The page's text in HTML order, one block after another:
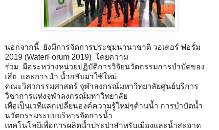
นอกจากนี้ ยังมีการจัดการประชุมนานาชาติ วอเตอร์ ฟอรั่ม
2019 (WaterForum 2019) โดยความ
ร่วม มือระหว่างหน่วยปฏิบัติการวิจัยนวัตกรรมการบำบัดของ
เสีย และการนำ น้ำกลับมาใช้ใหม่
คณะวิศวกรรมศาสตร์ จุฬาลงกรณ์มหาวิทยาลัยศูนย์บริการ
วิชาการแห่งจุฬาลงกรณ์มหาวิทยาลัย
เพื่อเป็นเวทีแลกเปลี่ยนองค์ความรู้ใหม่ๆด้านน้ำ การบำบัดน้ำ
นวัตกรรมระบบบริหารจัดการน้ำ
เทคโนโลยีเพื่อการผลิตน้ำประปาสำหรับเมืองและน้ำสะอาด